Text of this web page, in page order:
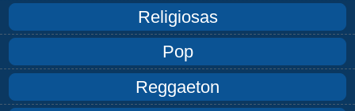
Religiosas
Pop
Reggaeton